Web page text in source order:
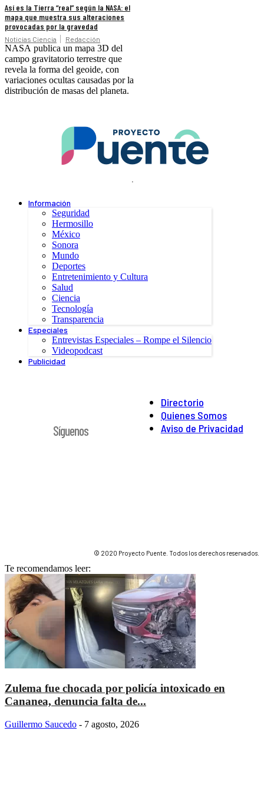
Así es la Tierra “real” según la NASA: el
mapa que muestra sus alteraciones
provocadas por la gravedad
Noticias Ciencia Redacción
NASA publica un mapa 3D del
campo gravitatorio terrestre que
revela la forma del geoide, con
variaciones ocultas causadas por la
distribución de masas del planeta.
.
Información
Seguridad
Hermosillo
México
Sonora
Mundo
Deportes
Entretenimiento y Cultura
Salud
Ciencia
Tecnología
Transparencia
Especiales
Entrevistas Especiales – Rompe el Silencio
Videopodcast
Publicidad
Directorio
Quienes Somos
Aviso de Privacidad
Síguenos
© 2020 Proyecto Puente. Todos los derechos reservados.
Te recomendamos leer:
Zulema fue chocada por policía intoxicado en
Cananea, denuncia falta de...
Guillermo Saucedo - 7 agosto, 2026